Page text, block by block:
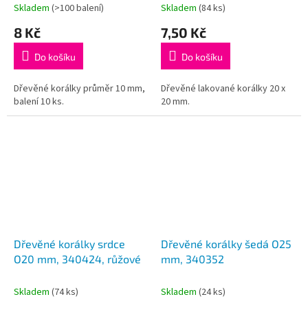
Skladem (>100 balení)
8 Kč
Do košíku
Dřevěné korálky průměr 10 mm,
balení 10 ks.
Skladem (84 ks)
7,50 Kč
Do košíku
Dřevěné lakované korálky 20 x
20 mm.
Dřevěné korálky srdce
O20 mm, 340424, růžové
Skladem (74 ks)
Dřevěné korálky šedá O25
mm, 340352
Skladem (24 ks)